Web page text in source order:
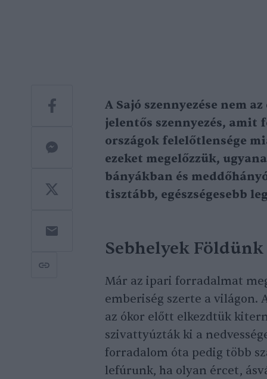
A Sajó szennyezése nem
jelentős szennyezés, amit
országok felelőtlensége
ezeket megelőzzük,
bányákban és
tisztább, egészségesebb
Sebhelyek
Már az ipari forradalmat
emberiség szerte a világon.
az ókor előtt elkezdtük
szivattyúzták ki a
forradalom óta pedig több
lefúrunk, ha olyan ércet,